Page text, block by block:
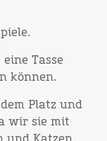
Tasse
können.
Platz und
wir sie mit